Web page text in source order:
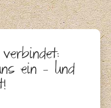
ein – und